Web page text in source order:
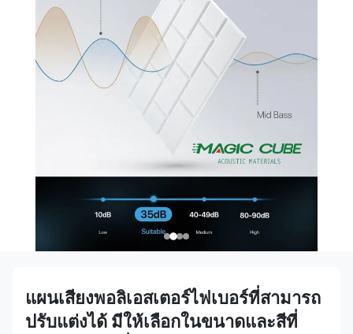
แผนเสียงพอลิเอสเตอร์ไฟเบอร์ที่สามารถ
ปรับแต่งได้ มีให้เลือกในขนาดและสีที่